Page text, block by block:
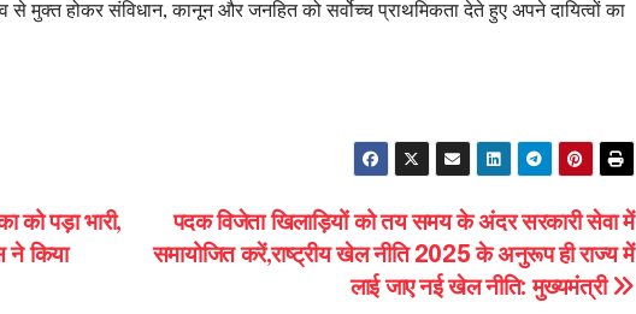
से मुक्त होकर संविधान, कानून और जनहित को सर्वोच्च प्राथमिकता देते हुए अपने दायित्वों का
पदक विजेता खिलाड़ियों को तय समय के अंदर सरकारी सेवा में
समायोजित करें,राष्ट्रीय खेल नीति 2025 के अनुरूप ही राज्य में
लाई जाए नई खेल नीति: मुख्यमंत्री
को पड़ा भारी,
ने किया